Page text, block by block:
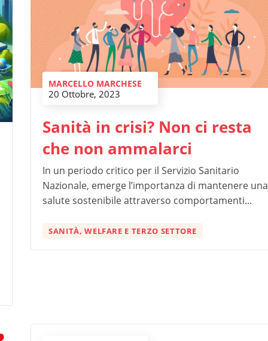
MARCELLO MARCHESE
20 Ottobre, 2023
Sanità in crisi? Non ci resta
che non ammalarci
In un periodo critico per il Servizio Sanitario
Nazionale, emerge l’importanza di mantenere una
salute sostenibile attraverso comportamenti...
SANITÀ, WELFARE E TERZO SETTORE